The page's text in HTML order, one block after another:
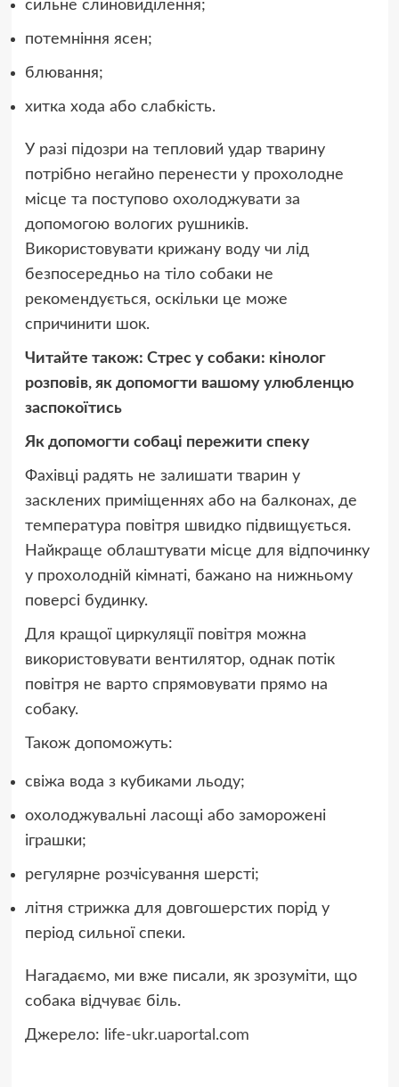
сильне слиновиділення;
потемніння ясен;
блювання;
хитка хода або слабкість.
У разі підозри на тепловий удар тварину
потрібно негайно перенести у прохолодне
місце та поступово охолоджувати за
допомогою вологих рушників.
Використовувати крижану воду чи лід
безпосередньо на тіло собаки не
рекомендується, оскільки це може
спричинити шок.
Читайте також: Стрес у собаки: кінолог
розповів, як допомогти вашому улюбленцю
заспокоїтись
Як допомогти собаці пережити спеку
Фахівці радять не залишати тварин у
засклених приміщеннях або на балконах, де
температура повітря швидко підвищується.
Найкраще облаштувати місце для відпочинку
у прохолодній кімнаті, бажано на нижньому
поверсі будинку.
Для кращої циркуляції повітря можна
використовувати вентилятор, однак потік
повітря не варто спрямовувати прямо на
собаку.
Також допоможуть:
свіжа вода з кубиками льоду;
охолоджувальні ласощі або заморожені
іграшки;
регулярне розчісування шерсті;
літня стрижка для довгошерстих порід у
період сильної спеки.
Нагадаємо, ми вже писали, як зрозуміти, що
собака відчуває біль.
Джерело: life-ukr.uaportal.com